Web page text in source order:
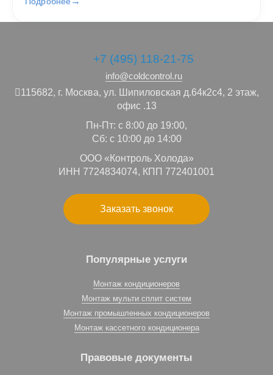
+7 (495) 118-21-75
info@coldcontrol.ru
115682, г. Москва, ул. Шипиловская д.64к2с4, 2 этаж,
офис .13
Пн-Пт: с 8:00 до 19:00,
Сб: с 10:00 до 14:00
ООО «Контроль Холода»
ИНН 7724834074, КПП 772401001
Заказать звонок
Популярные услуги
Монтаж кондиционеров
Монтаж мульти сплит систем
Монтаж промышленных кондиционеров
Монтаж кассетного кондиционера
Правовые документы